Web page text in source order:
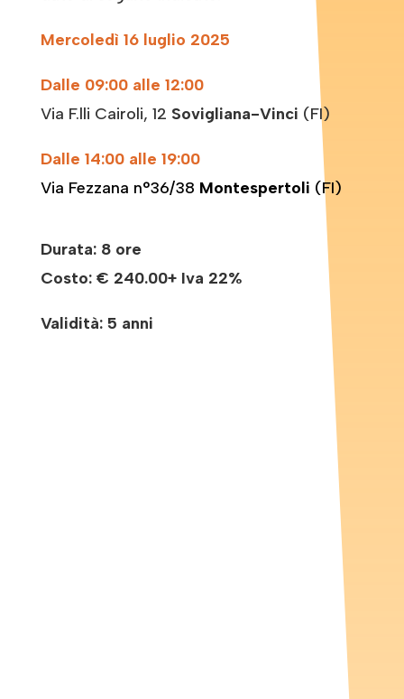
Mercoledì 16 luglio 2025
Dalle 09:00 alle 12:00
Via F.lli Cairoli, 12 Sovigliana-Vinci (FI)
Dalle 14:00 alle 19:00
Via Fezzana n°36/38 Montespertoli (FI)
Durata: 8 ore
Costo: € 240.00+ Iva 22%
Validità: 5 anni